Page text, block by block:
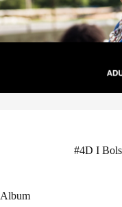
#4D I
Album